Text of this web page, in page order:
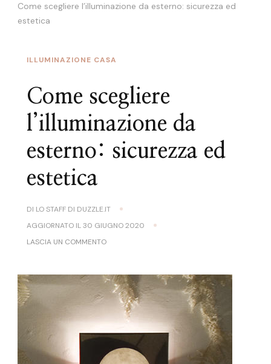
Come scegliere l’illuminazione da esterno: sicurezza ed
estetica
ILLUMINAZIONE CASA
Come scegliere
l’illuminazione da
esterno: sicurezza ed
estetica
DI LO STAFF DI DUZZLE.IT
AGGIORNATO IL30 GIUGNO 2020
LASCIA UN COMMENTOSU
DA
ESTERNO:
SICUREZZA
ESTETICA